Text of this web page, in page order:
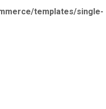
templates/single-